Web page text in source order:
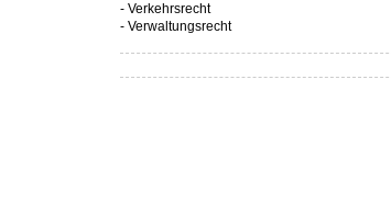
- Verkehrsrecht
- Verwaltungsrecht